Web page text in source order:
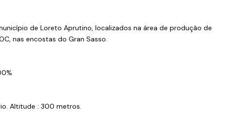
de Loreto Aprutino, localizados na área de produção de
nas encostas do Gran Sasso.
Altitude : 300 metros.